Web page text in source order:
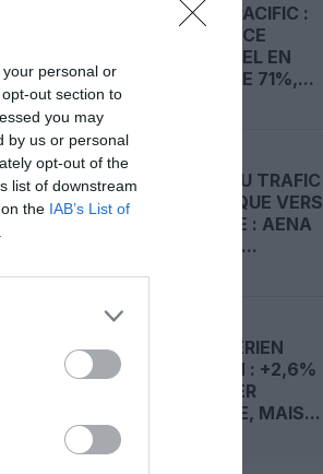
personal or
out section to
you may
by us or personal
opt-out of the
list of downstream
the IAB’s List of
CATHAY PACIFIC :
UN BÉNÉFICE
SEMESTRIEL EN
HAUSSE DE 71%,...
REPORT DU TRAFIC
TOURISTIQUE VERS
L’ESPAGNE : AENA
FRANCHIT...
TRAFIC AÉRIEN
EUROPÉEN : +2,6%
AU PREMIER
SEMESTRE, MAIS...